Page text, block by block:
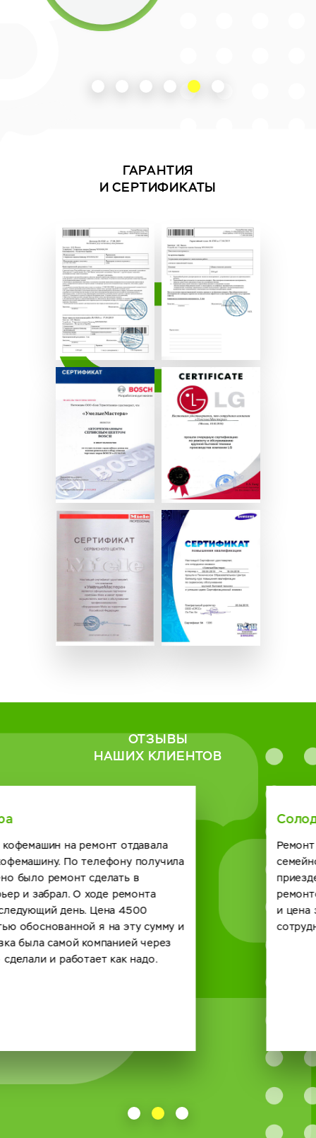
ГАРАНТИЯ
И СЕРТИФИКАТЫ
ОТЗЫВЫ
НАШИХ КЛИЕНТОВ
Ремонт нужен был кофейному автомату в нашем
семейном кафе. Созвонились с сервисным центром о
приезде мастера договорились. Справился он с
ремонтом на отлично и по времени быстро получилось
и цена за услугу вполне демократичная. Будем
сотрудничать и в будущем с вашей компанией. спасибо.